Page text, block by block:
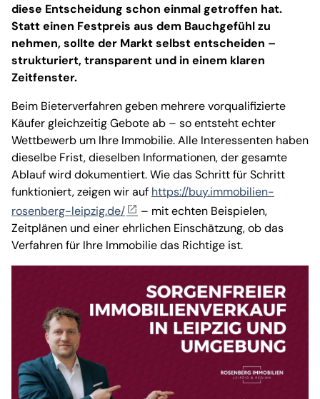
diese Entscheidung schon einmal getroffen hat.
Statt einen Festpreis aus dem Bauchgefühl zu
nehmen, sollte der Markt selbst entscheiden –
strukturiert, transparent und in einem klaren
Zeitfenster.
Beim Bieterverfahren geben mehrere vorqualifizierte
Käufer gleichzeitig Gebote ab – so entsteht echter
Wettbewerb um Ihre Immobilie. Alle Interessenten haben
dieselbe Frist, dieselben Informationen, der gesamte
Ablauf wird dokumentiert. Wie das Schritt für Schritt
funktioniert, zeigen wir auf https://buy.immobilien-
rosenberg-leipzig.de/
– mit echten Beispielen,
Zeitplänen und einer ehrlichen Einschätzung, ob das
Verfahren für Ihre Immobilie das Richtige ist.